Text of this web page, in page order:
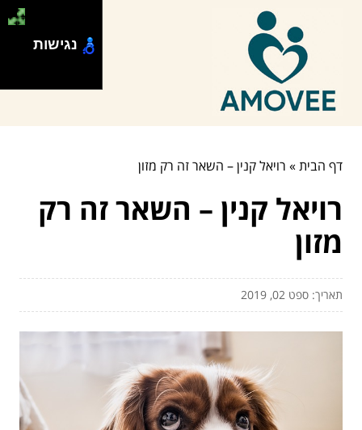
דף הבית» רויאל קנין – השאר זה רק מזון
רויאל קנין – השאר זה רק
מזון
תאריך: ספט 02, 2019
נגישות